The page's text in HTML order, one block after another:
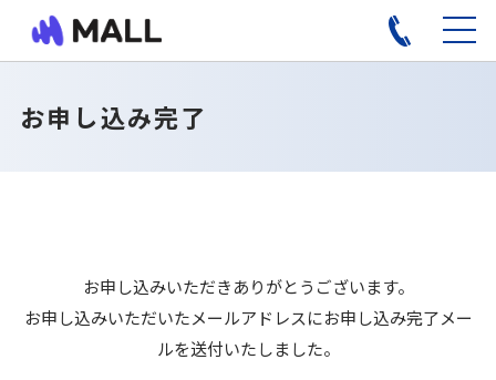
お申し込み完了
お申し込みいただきありがとうございます。
お申し込みいただいたメールアドレスにお申し込み完了メー
ルを送付いたしました。